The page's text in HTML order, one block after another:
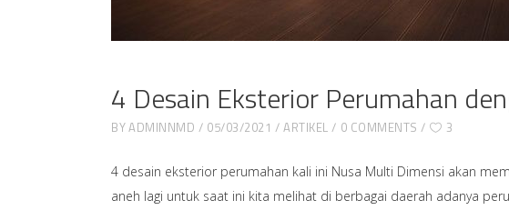
4 Desain Eksterior Perumahan
BYADMINNMD 05/03/2021 ARTIKEL 0 COMMENTS 3
4 desain eksterior perumahan kali ini Nusa Multi Dimensi akan
aneh lagi untuk saat ini kita melihat di berbagai daerah adanya